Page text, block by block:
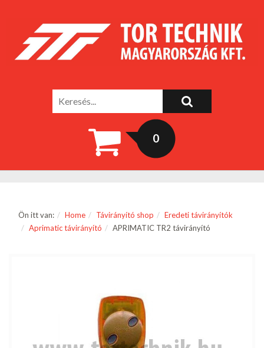
0
Ön itt van: Home Távirányító shop
Eredeti távirányítók
Aprimatic távirányító
APRIMATIC TR2 távirányító